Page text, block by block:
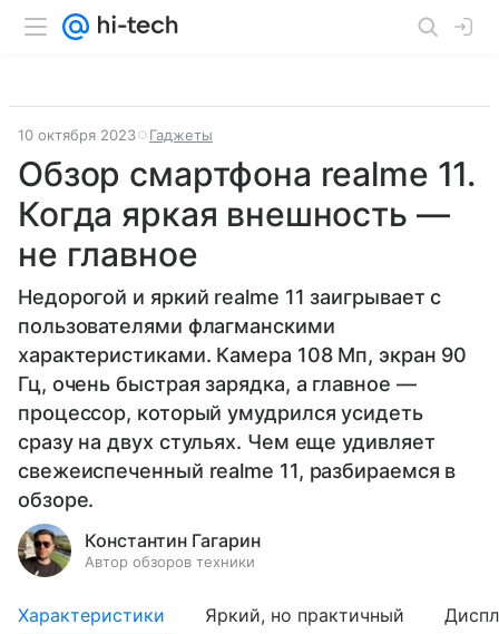
10 октября 2023 Гаджеты
Обзор смартфона realme 11.
Когда яркая внешность —
не главное
Недорогой и яркий realme 11 заигрывает с
пользователями флагманскими
характеристиками. Камера 108 Мп, экран 90
Гц, очень быстрая зарядка, а главное —
процессор, который умудрился усидеть
сразу на двух стульях. Чем еще удивляет
свежеиспеченный realme 11, разбираемся в
обзоре.
Константин Гагарин
Автор обзоров техники
Характеристики Яркий, но практичный